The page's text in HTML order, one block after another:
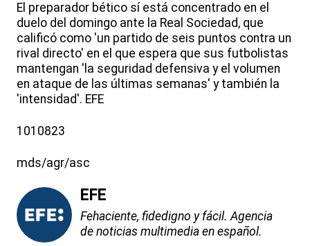
El preparador bético sí está concentrado en el
duelo del domingo ante la Real Sociedad, que
calificó como 'un partido de seis puntos contra un
rival directo' en el que espera que sus futbolistas
mantengan 'la seguridad defensiva y el volumen
en ataque de las últimas semanas' y también la
'intensidad'. EFE
1010823
mds/agr/asc
EFE
Fehaciente, fidedigno y fácil. Agencia
de noticias multimedia en español.